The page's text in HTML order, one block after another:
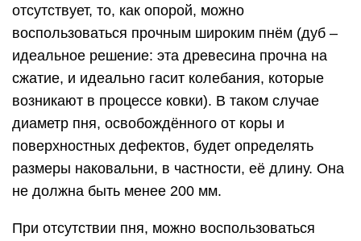
отсутствует, то, как опорой, можно
воспользоваться прочным широким пнём (дуб –
идеальное решение: эта древесина прочна на
сжатие, и идеально гасит колебания, которые
возникают в процессе ковки). В таком случае
диаметр пня, освобождённого от коры и
поверхностных дефектов, будет определять
размеры наковальни, в частности, её длину. Она
не должна быть менее 200 мм.
При отсутствии пня, можно воспользоваться